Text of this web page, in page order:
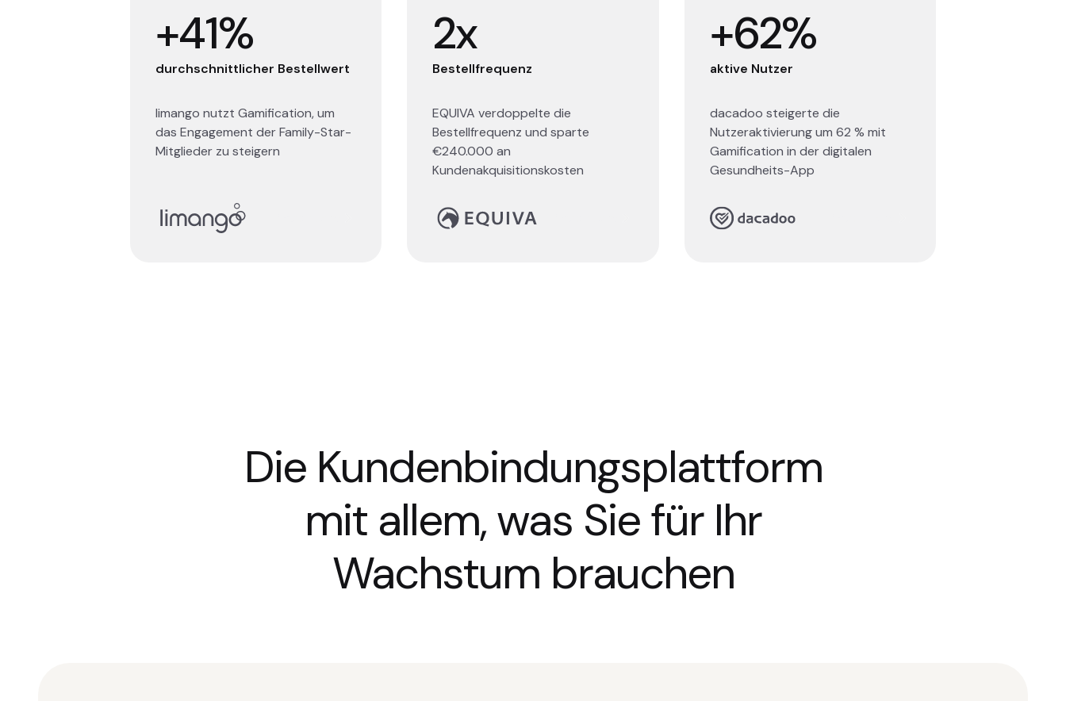
+41%
durchschnittlicher Bestellwert
limango nutzt Gamification, um
das Engagement der Family-Star-
Mitglieder zu steigern
2x
Bestellfrequenz
EQUIVA verdoppelte die
Bestellfrequenz und sparte
€240.000 an
Kundenakquisitionskosten
+62%
aktive Nutzer
dacadoo steigerte die
Nutzeraktivierung um 62 % mit
Gamification in der digitalen
Gesundheits-App
Die Kundenbindungsplattform
mit allem, was Sie für Ihr
Wachstum brauchen